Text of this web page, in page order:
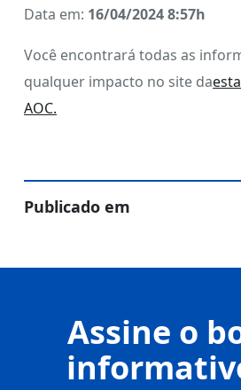
Data em: 16/04/2024 8:57h
Você encontrará todas as
qualquer impacto no site da
AOC.
Publicado em
Assine o